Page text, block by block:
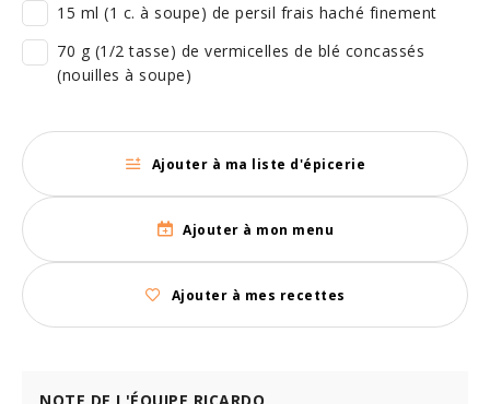
15 ml (1 c. à soupe) de persil frais haché finement
70 g (1/2 tasse) de vermicelles de blé concassés
(nouilles à soupe)
Ajouter à ma liste d'épicerie
Ajouter à mon menu
Ajouter à mes recettes